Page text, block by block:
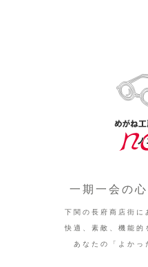
一期一会の
下関の長府商店街に
快適、素敵、機能的
あなたの「よかっ